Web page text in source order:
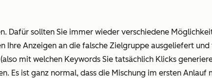
Dafür sollten Sie immer wieder verschiedene
Anzeigen an die falsche Zielgruppe ausgeliefert
mit welchen Keywords Sie tatsächlich Klicks
Es ist ganz normal, dass die Mischung im ersten Anlauf